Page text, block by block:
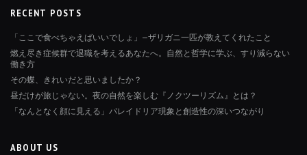
RECENT POSTS
「ここで食べちゃえばいいでしょ」—ザリガニ一匹が教えてくれたこと
燃え尽き症候群で退職を考えるあなたへ。自然と哲学に学ぶ、すり減らない
働き方
その蝶、きれいだと思いましたか？
昼だけが旅じゃない。夜の自然を楽しむ『ノクツーリズム』とは？
「なんとなく顔に見える」パレイドリア現象と創造性の深いつながり
ABOUT US